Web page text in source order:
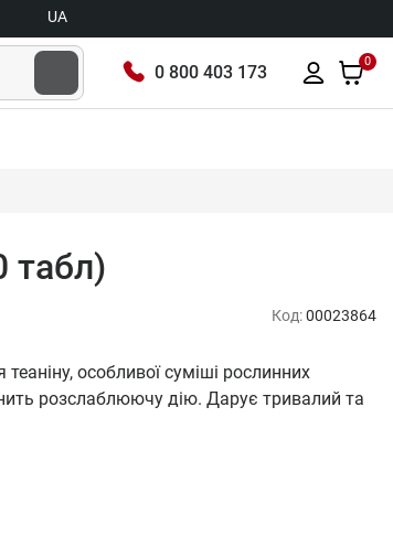
UA
0 800 403 173
0
табл)
Код:00023864
особливої суміші рослинних
розслаблюючу дію. Дарує тривалий та